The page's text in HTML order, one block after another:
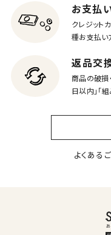
お支払
クレジット
種お支払い
返品交
商品の破損
日以内」「
よくある